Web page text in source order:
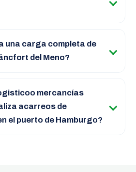
una carga completa de
del Meno?
mercancías
acarreos de
el puerto de Hamburgo?